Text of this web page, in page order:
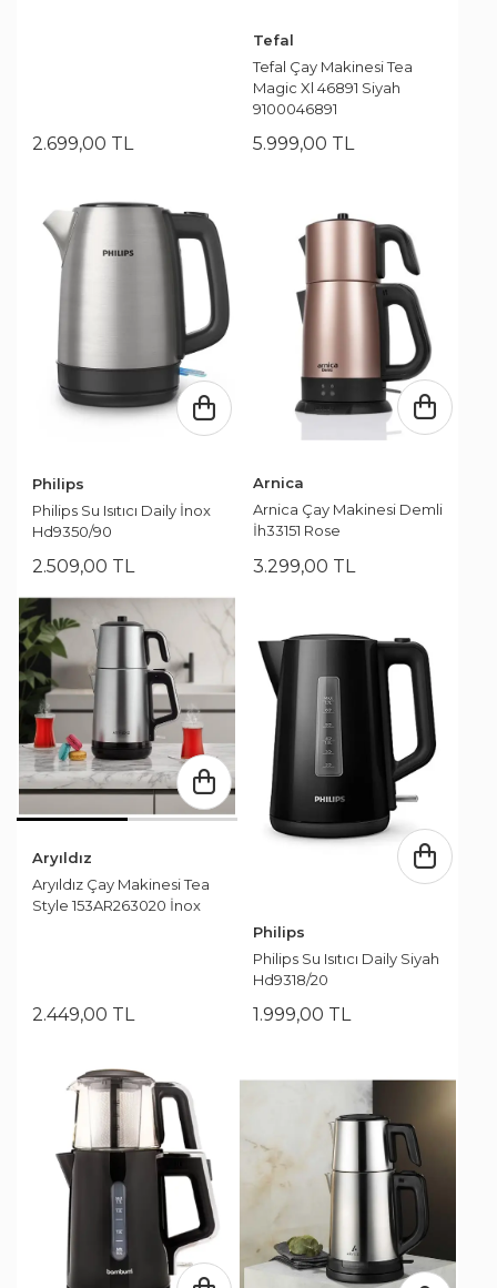
2.699,00 TL
Tefal
Tefal Çay Makinesi Tea
Magic Xl 46891 Siyah
9100046891
5.999,00 TL
Philips
Philips Su Isıtıcı Daily İnox
Hd9350/90
2.509,00 TL
Arnica
Arnica Çay Makinesi Demli
İh33151 Rose
3.299,00 TL
Aryıldız
Aryıldız Çay Makinesi Tea
Style 153AR263020 İnox
2.449,00 TL
Philips
Philips Su Isıtıcı Daily Siyah
Hd9318/20
1.999,00 TL